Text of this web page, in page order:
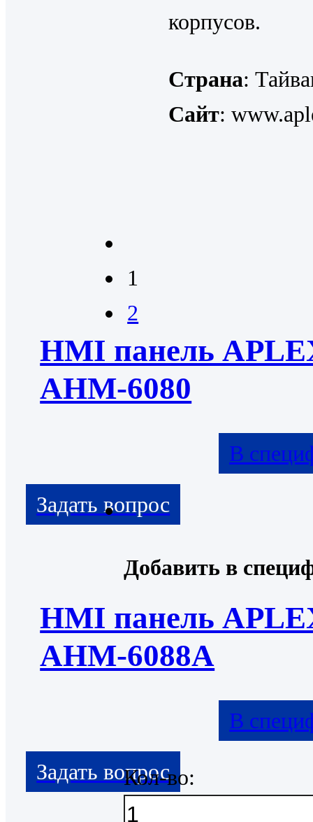
корпусов.
Страна:
Сайт:
HMI панель
AHM-6080
В
HMI панель
AHM-6088A
В
1
2
Добавить в
Кол-во: